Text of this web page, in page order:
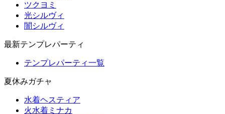
ツクヨミ
光シルヴィ
闇シルヴィ
最新テンプレパーティ
テンプレパーティ一覧
夏休みガチャ
水着ヘスティア
火水着ミナカ